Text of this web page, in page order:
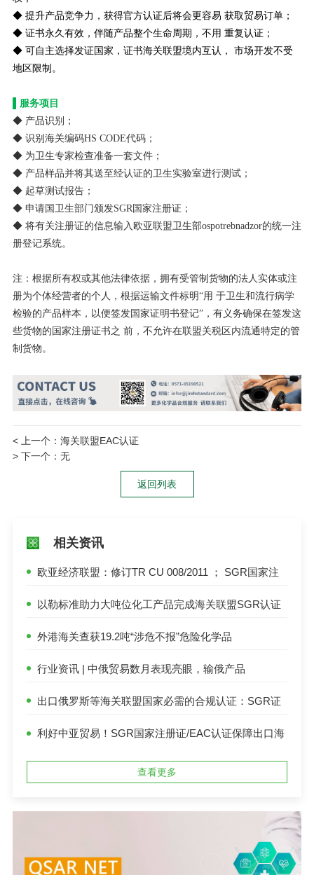
◆ 提升产品竞争力，获得官方认证后将会更容易 获取贸易订单；
◆ 证书永久有效，伴随产品整个生命周期，不用 重复认证；
◆ 可自主选择发证国家，证书海关联盟境内互认， 市场开发不受
地区限制。
▌服务项目
◆ 产品识别；
◆ 识别海关编码HS CODE代码；
◆ 为卫生专家检查准备一套文件；
◆ 产品样品并将其送至经认证的卫生实验室进行测试；
◆ 起草测试报告；
◆ 申请国卫生部门颁发SGR国家注册证；
◆ 将有关注册证的信息输入欧亚联盟卫生部ospotrebnadzor的统一注
册登记系统。
注：根据所有权或其他法律依据，拥有受管制货物的法人实体或注
册为个体经营者的个人，根据运输文件标明“用 于卫生和流行病学
检验的产品样本，以便签发国家证明书登记”，有义务确保在签发这
些货物的国家注册证书之 前，不允许在联盟关税区内流通特定的管
制货物。
< 上一个： 海关联盟EAC认证
> 下一个：无
返回列表
相关资讯
欧亚经济联盟：修订TR CU 008/2011 ； SGR国家注
册产品统一清单中增加口腔卫生产品和器械
以勒标准助力大吨位化工产品完成海关联盟SGR认证
外港海关查获19.2吨“涉危不报”危险化学品
行业资讯 | 中俄贸易数月表现亮眼，输俄产品
SGR/EAC合规认证势在必行
出口俄罗斯等海关联盟国家必需的合规认证：SGR证
书/EAC证书
利好中亚贸易！SGR国家注册证/EAC认证保障出口海
关联盟国家
查看更多